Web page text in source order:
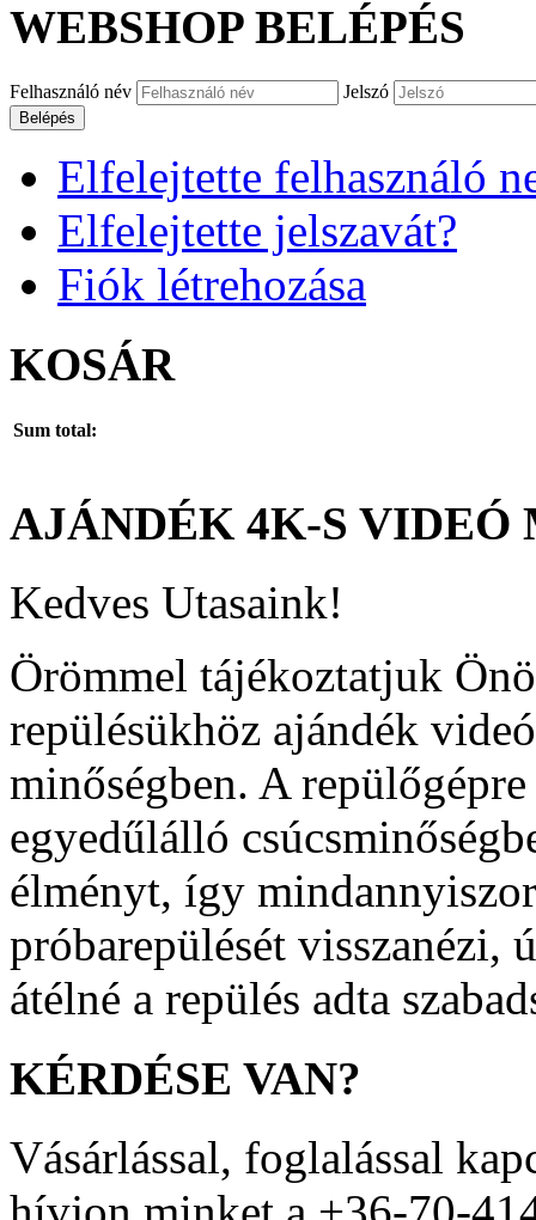
WEBSHOP BELÉPÉS
Felhasználó név Jelszó
Belépés
Elfelejtette felhasználó
Elfelejtette jelszavát?
Fiók létrehozása
KOSÁR
Sum total:
AJÁNDÉK 4K-S VIDEÓ
Kedves Utasaink!
Örömmel tájékoztatjuk
repülésükhöz ajándék
minőségben. A
egyedűlálló
élményt, így
próbarepülését visszanézi,
átélné a repülés adta
KÉRDÉSE VAN?
Vásárlással, foglalással